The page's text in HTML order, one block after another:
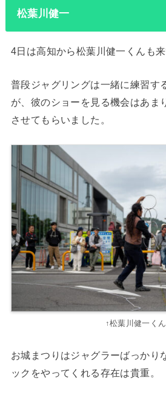
松葉川健一
4日は高知から松葉川健一くんも来
普段ジャグリングは一緒に練習す
が、彼のショーを見る機会はあま
させてもらいました。
↑松葉川健一くん
お城まつりはジャグラーばっかり
ックをやってくれる存在は貴重。